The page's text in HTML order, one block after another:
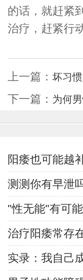
的话，就赶紧
治疗，赶紧行
上一篇：坏习
下一篇： 为何
阳痿也可能越
测测你有早泄
"性无能"有可
治疗阳痿常存
实录：我自己